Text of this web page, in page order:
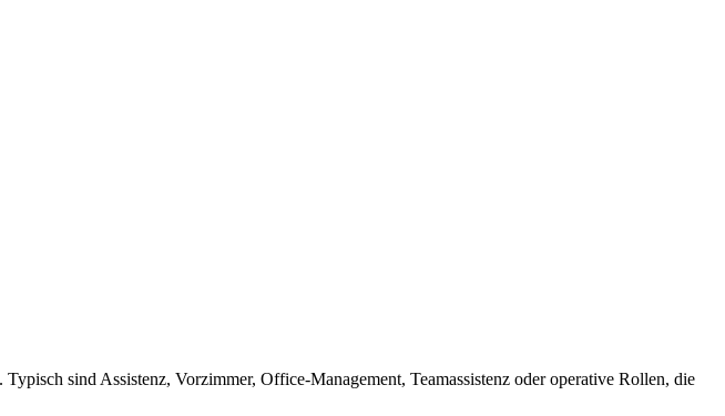
sind Assistenz, Vorzimmer, Office-Management, Teamassistenz oder operative Rollen, die